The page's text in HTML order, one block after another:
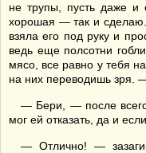
не трупы, пусть даже и
хорошая — так и
взяла его под руку и
ведь еще полсотни
мясо, все равно у тебя
на них переводишь зря.
— Бери, — после
мог ей отказать, да и
— Отлично! —